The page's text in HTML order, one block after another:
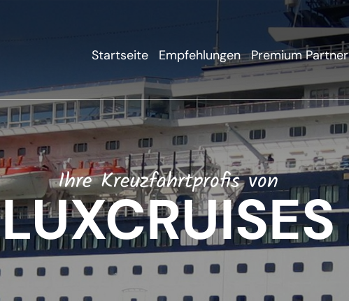
Startseite Empfehlungen Premium Partner
Ihre Kreuzfahrtprofis von
LUXCRUISES